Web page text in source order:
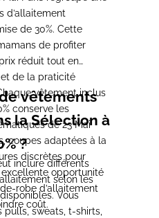
d’allaitement
de 30%. Cette
de profiter
réduit tout en
de la praticité
vêtement inclus
conserve les
de 23 Mai
coupes adaptées à la
discrètes pour
excellente opportunité
robe d’allaitement
coût.
vêtements
la Sélection à
?
inclure différents
selon les
Vous
pulls, sweats, t-shirts,